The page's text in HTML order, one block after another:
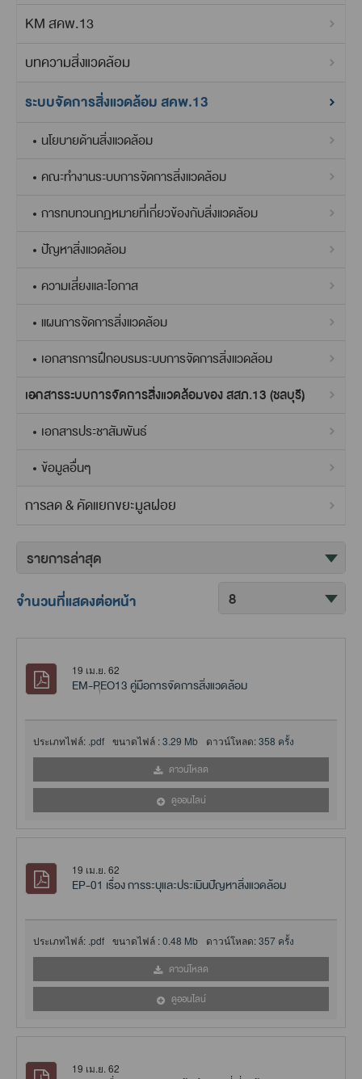
KM สคพ.13
บทความสิ่งแวดล้อม
ระบบจัดการสิ่งแวดล้อม สคพ.13
นโยบายด้านสิ่งแวดล้อม
คณะทำงานระบบการจัดการสิ่งแวดล้อม
การทบทวนกฏหมายที่เกี่ยวข้องกับสิ่งแวดล้อม
ปัญหาสิ่งแวดล้อม
ความเสี่ยงและโอกาส
แผนการจัดการสิ่งแวดล้อม
เอกสารการฝึกอบรมระบบการจัดการสิ่งแวดล้อม
เอกสารระบบการจัดการสิ่งแวดล้อมของ สสภ.13 (ชลบุรี)
เอกสารประชาสัมพันธ์
ข้อมูลอื่นๆ
การลด & คัดแยกขยะมูลฝอย
จำนวนที่แสดงต่อหน้า
19 เม.ย. 62
EM-REO13 คู่มือการจัดการสิ่งแวดล้อม
ประเภทไฟล์: .pdf ขนาดไฟล์ :3.29 Mb ดาวน์โหลด:358 ครั้ง
ดาวน์โหลด
ดูออนไลน์
19 เม.ย. 62
EP-01 เรื่อง การระบุและประเมินปัญหาสิ่งแวดล้อม
ประเภทไฟล์: .pdf ขนาดไฟล์ :0.48 Mb ดาวน์โหลด:357 ครั้ง
ดาวน์โหลด
ดูออนไลน์
19 เม.ย. 62